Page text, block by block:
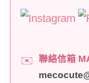
✉️
聯絡信箱